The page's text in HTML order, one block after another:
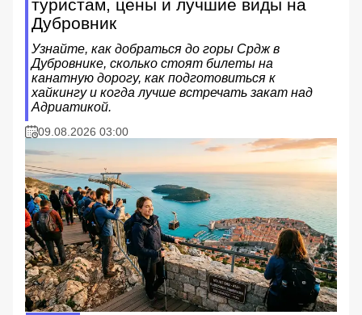
туристам, цены и лучшие виды на
Дубровник
Узнайте, как добраться до горы Срдж в
Дубровнике, сколько стоят билеты на
канатную дорогу, как подготовиться к
хайкингу и когда лучше встречать закат над
Адриатикой.
09.08.2026 03:00